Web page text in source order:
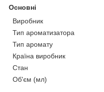
Основні
Виробник
Тип ароматизатора
Тип аромату
Країна виробник
Стан
Об'єм (мл)